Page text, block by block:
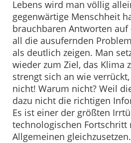
Lebens wird man völlig
gegenwärtige Menschheit
brauchbaren Antworten auf
all die ausufernden
als deutlich zeigen. Man
wieder zum Ziel, das Klima
strengt sich an wie
nicht! Warum nicht? Weil
dazu nicht die richtigen
Es ist einer der größten
technologischen Fortschritt
Allgemeinen gleichzusetzen.